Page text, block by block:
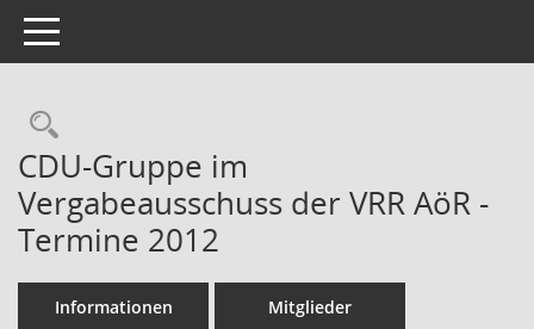
Toggle navigation
Rechercheauswahl
CDU-Gruppe im
Vergabeausschuss der VRR AöR -
Termine 2012
Informationen Mitglieder